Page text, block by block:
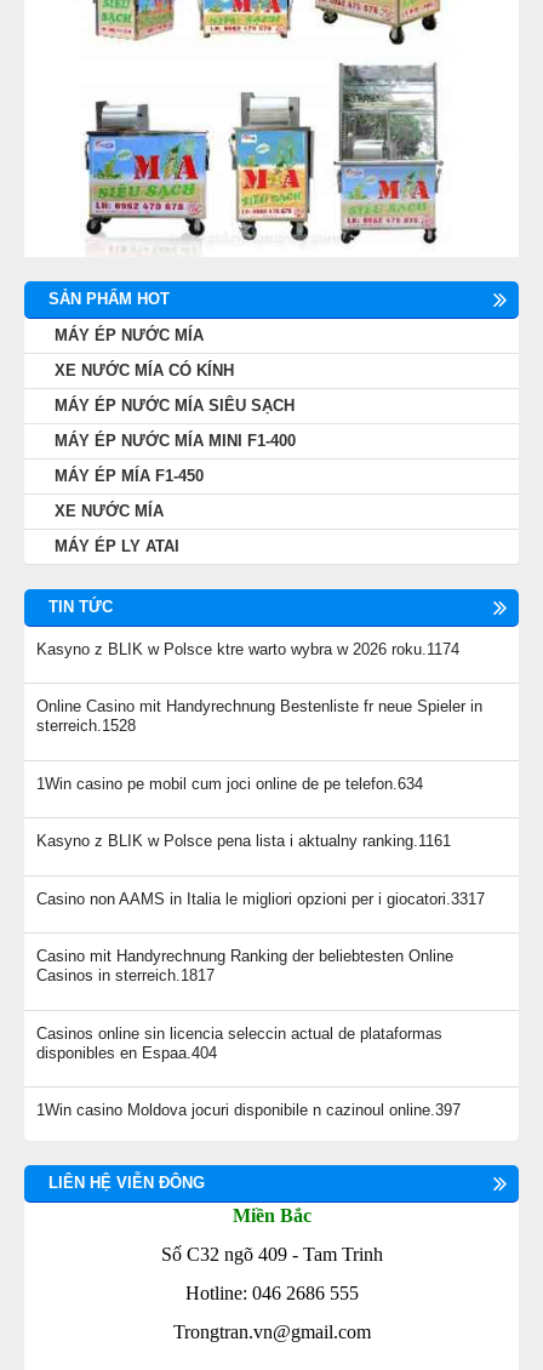
SẢN PHẨM HOT
MÁY ÉP NƯỚC MÍA
XE NƯỚC MÍA CÓ KÍNH
MÁY ÉP NƯỚC MÍA SIÊU SẠCH
MÁY ÉP NƯỚC MÍA MINI F1-400
MÁY ÉP MÍA F1-450
XE NƯỚC MÍA
MÁY ÉP LY ATAI
TIN TỨC
Kasyno z BLIK w Polsce ktre warto wybra w 2026 roku.1174
Online Casino mit Handyrechnung Bestenliste fr neue Spieler in
sterreich.1528
1Win casino pe mobil cum joci online de pe telefon.634
Kasyno z BLIK w Polsce pena lista i aktualny ranking.1161
Casino non AAMS in Italia le migliori opzioni per i giocatori.3317
Casino mit Handyrechnung Ranking der beliebtesten Online
Casinos in sterreich.1817
Casinos online sin licencia seleccin actual de plataformas
disponibles en Espaa.404
1Win casino Moldova jocuri disponibile n cazinoul online.397
LIÊN HỆ VIỄN ĐÔNG
Miền Bắc
Số C32 ngõ 409 - Tam Trinh
Hotline: 046 2686 555
Trongtran.vn@gmail.com